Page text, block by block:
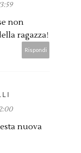
non
ragazza!
Rispondi
nuova